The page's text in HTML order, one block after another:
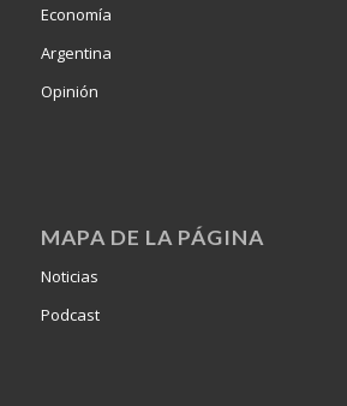
Economía
Argentina
Opinión
MAPA DE LA PÁGINA
Noticias
Podcast